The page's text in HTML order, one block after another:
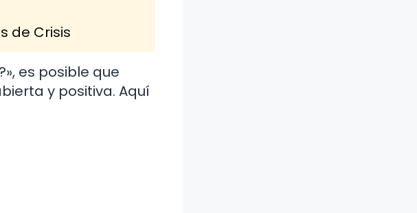
de Crisis
es posible que
y positiva. Aquí